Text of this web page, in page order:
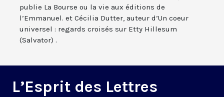
publie La Bourse ou la vie aux éditions de
l’Emmanuel. et Cécilia Dutter, auteur d’Un coeur
universel : regards croisés sur Etty Hillesum
(Salvator) .
L’Esprit des Lettres